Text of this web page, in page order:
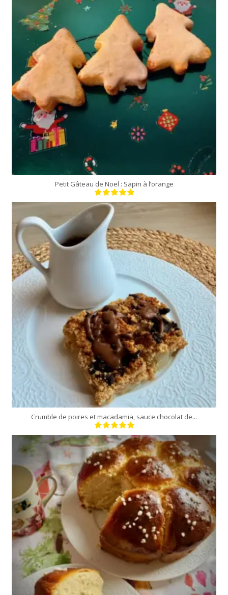
10 Min
Petit Gâteau de Noel : Sapin à l’orange
4 personnes
40 Min
Crumble de poires et macadamia, sauce chocolat de...
moule a manqué 23 cm
35 Min